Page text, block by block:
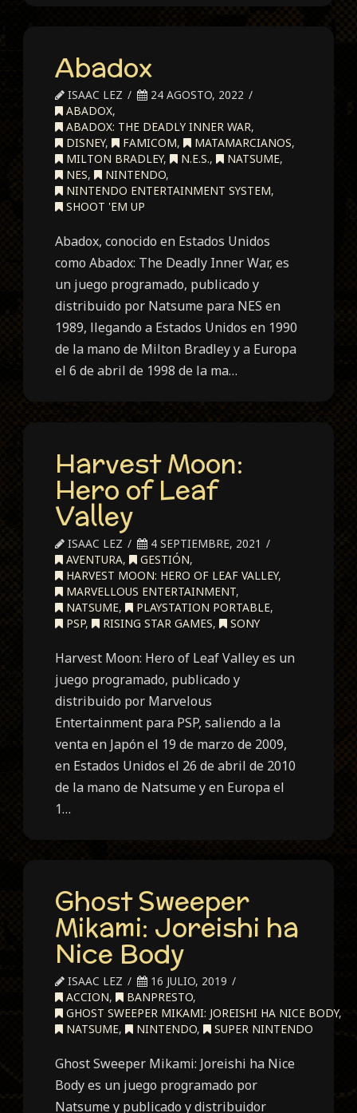
Abadox
ISAAC LEZ
24 AGOSTO, 2022
ABADOX,
ABADOX: THE DEADLY INNER WAR,
DISNEY, FAMICOM, MATAMARCIANOS,
MILTON BRADLEY, N.E.S., NATSUME,
NES, NINTENDO,
NINTENDO ENTERTAINMENT SYSTEM,
SHOOT 'EM UP
Abadox, conocido en Estados Unidos
como Abadox: The Deadly Inner War, es
un juego programado, publicado y
distribuido por Natsume para NES en
1989, llegando a Estados Unidos en 1990
de la mano de Milton Bradley y a Europa
el 6 de abril de 1998 de la ma…
Harvest Moon:
Hero of Leaf
Valley
ISAAC LEZ
4 SEPTIEMBRE, 2021
AVENTURA, GESTIÓN,
HARVEST MOON: HERO OF LEAF VALLEY,
MARVELLOUS ENTERTAINMENT,
NATSUME, PLAYSTATION PORTABLE,
PSP, RISING STAR GAMES, SONY
Harvest Moon: Hero of Leaf Valley es un
juego programado, publicado y
distribuido por Marvelous
Entertainment para PSP, saliendo a la
venta en Japón el 19 de marzo de 2009,
en Estados Unidos el 26 de abril de 2010
de la mano de Natsume y en Europa el
1…
Ghost Sweeper
Mikami: Joreishi ha
Nice Body
ISAAC LEZ
16 JULIO, 2019
ACCION, BANPRESTO,
GHOST SWEEPER MIKAMI: JOREISHI HA NICE BODY,
NATSUME, NINTENDO, SUPER NINTENDO
Ghost Sweeper Mikami: Joreishi ha Nice
Body es un juego programado por
Natsume y publicado y distribuidor